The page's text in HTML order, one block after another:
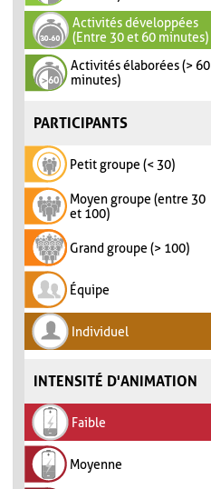
Activités développées
(Entre 30 et 60 minutes)
Activités élaborées (> 60
minutes)
PARTICIPANTS
Petit groupe (< 30)
Moyen groupe (entre 30
et 100)
Grand groupe (> 100)
Équipe
Individuel
INTENSITÉ D'ANIMATION
Faible
Moyenne